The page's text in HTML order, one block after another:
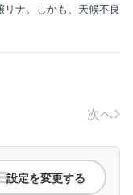
ナ。しかも、天候不良
次へ
設定を変更する